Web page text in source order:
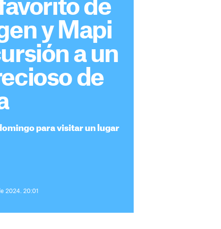
de
y Mapi
a un
de
para visitar un lugar
2024. 20:01